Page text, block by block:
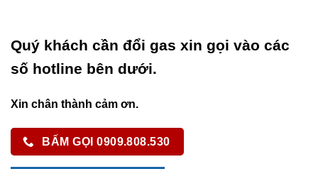
Quý khách cần đổi gas xin gọi vào các
số hotline bên dưới.
Xin chân thành cảm ơn.
BẤM GỌI 0909.808.530